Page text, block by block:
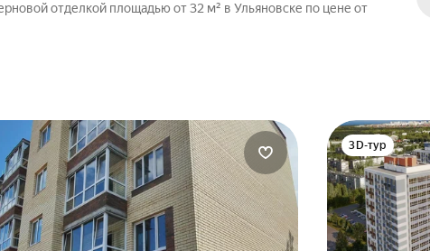
отделкой площадью от 32 м² в Ульяновске по цене от
3D-тур